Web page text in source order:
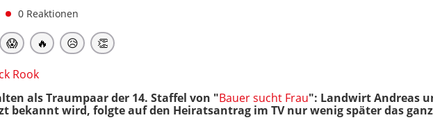
0 Reaktionen
😱 🔥 😥 👏
Rook
als Traumpaar der 14. Staffel von "Bauer sucht Frau": Landwirt Andreas
bekannt wird, folgte auf den Heiratsantrag im TV nur wenig später das